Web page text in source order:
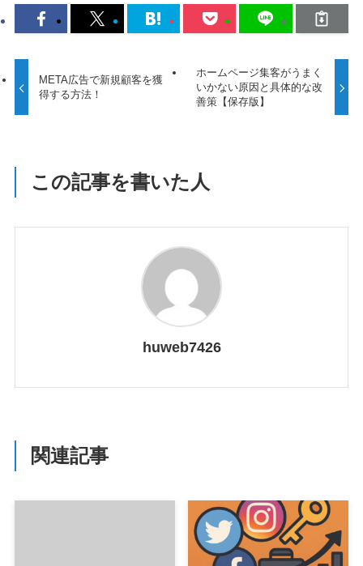
META広告で新規顧客を獲
得する方法！
ホームページ集客がうまく
いかない原因と具体的な改
善策【保存版】
この記事を書いた人
huweb7426
関連記事